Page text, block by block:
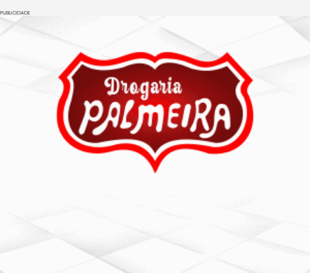
PUBLICIDADE